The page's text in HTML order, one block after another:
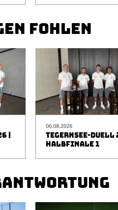
FOHLEN
|
06.08.2026
TEGERNSEE-DUELL
HALBFINALE 1